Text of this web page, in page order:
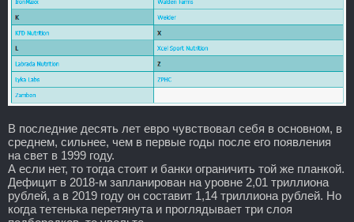
В последние десять лет евро чувствовал себя в основном, в
среднем, сильнее, чем в первые годы после его появления
на свет в 1999 году.
А если нет, то тогда стоит и банки ограничить той же планкой.
Дефицит в 2018-м запланирован на уровне 2,01 триллиона
рублей, а в 2019 году он составит 1,14 триллиона рублей. Но
когда тетенька перетянута и проглядывает три слоя